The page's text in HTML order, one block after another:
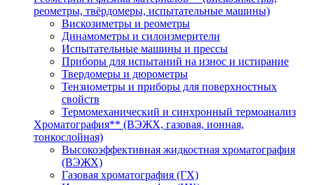
реометры, твёрдомеры, испытательные машины)
Вискозиметры и реометры
Динамометры и силоизмерители
Испытательные машины и прессы
Приборы для испытаний на износ и истирание
Твердомеры и дюрометры
Тензиометры и приборы для поверхностных
свойств
Термомеханический и синхронный термоанализ
Хроматография** (ВЭЖХ, газовая, ионная,
тонкослойная)
Высокоэффективная жидкостная хроматография
(ВЭЖХ)
Газовая хроматография (ГХ)